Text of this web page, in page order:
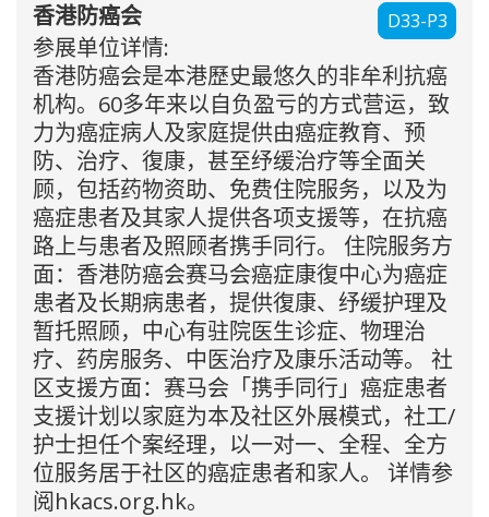
D33-P3
香港防癌会
参展单位详情:
香港防癌会是本港歷史最悠久的非牟利抗癌
机构。60多年来以自负盈亏的方式营运，致
力为癌症病人及家庭提供由癌症教育、预
防、治疗、復康，甚至纾缓治疗等全面关
顾，包括药物资助、免费住院服务，以及为
癌症患者及其家人提供各项支援等，在抗癌
路上与患者及照顾者携手同行。 住院服务方
面：香港防癌会赛马会癌症康復中心为癌症
患者及长期病患者，提供復康、纾缓护理及
暂托照顾，中心有驻院医生诊症、物理治
疗、药房服务、中医治疗及康乐活动等。 社
区支援方面：赛马会「携手同行」癌症患者
支援计划以家庭为本及社区外展模式，社工/
护士担任个案经理，以一对一、全程、全方
位服务居于社区的癌症患者和家人。 详情参
阅hkacs.org.hk。